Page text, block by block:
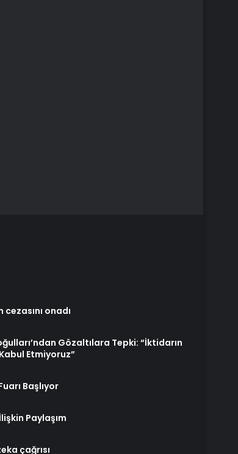
onadı
Gözaltılara Tepki: “İktidarın
Etmiyoruz”
Başlıyor
Paylaşım
çağrısı